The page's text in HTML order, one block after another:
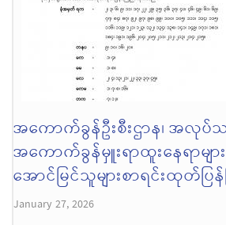
အကောက်ခွန်ဦးစီးဌာန၊ အလု
အကောက်ခွန်မှူးရာထူးနေရာမျ
အောင်မြင်သူများစာရင်းထုတ်ပြန်
January 27, 2026